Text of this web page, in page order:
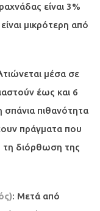
είναι 3%
μικρότερη από
μέσα σε
έως και 6
σπάνια πιθανότητα
πράγματα που
τη διόρθωση της
: Μετά από